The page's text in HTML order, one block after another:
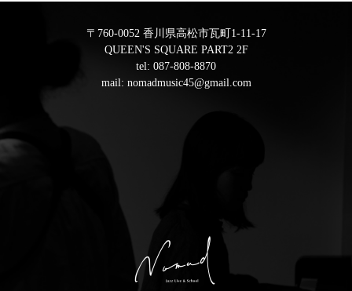
〒760-0052 香川県高松市瓦町1-11-17
QUEEN'S SQUARE PART2 2F
tel: 087-808-8870
mail: nomadmusic45@gmail.com